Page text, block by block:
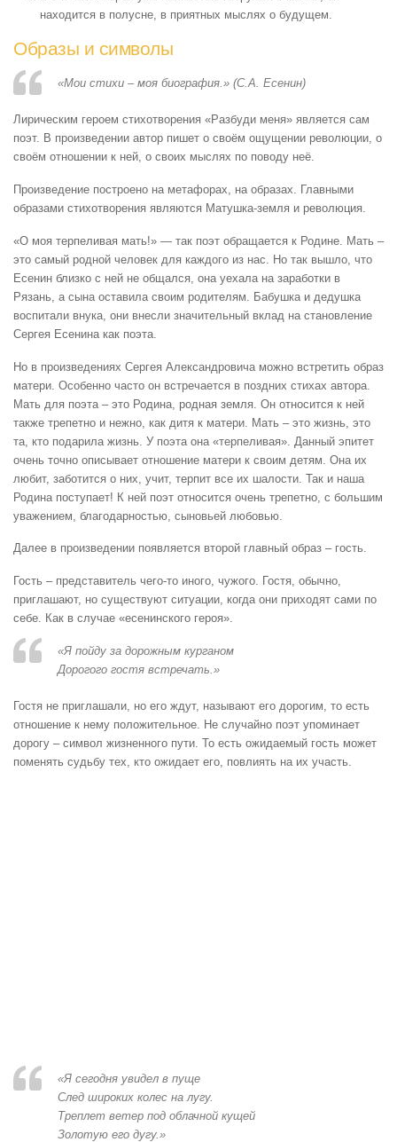
находится в полусне, в приятных мыслях о будущем.
Образы и символы
«Мои стихи – моя биография.» (С.А. Есенин)
Лирическим героем стихотворения «Разбуди меня» является сам
поэт. В произведении автор пишет о своём ощущении революции, о
своём отношении к ней, о своих мыслях по поводу неё.
Произведение построено на метафорах, на образах. Главными
образами стихотворения являются Матушка-земля и революция.
«О моя терпеливая мать!» — так поэт обращается к Родине. Мать –
это самый родной человек для каждого из нас. Но так вышло, что
Есенин близко с ней не общался, она уехала на заработки в
Рязань, а сына оставила своим родителям. Бабушка и дедушка
воспитали внука, они внесли значительный вклад на становление
Сергея Есенина как поэта.
Но в произведениях Сергея Александровича можно встретить образ
матери. Особенно часто он встречается в поздних стихах автора.
Мать для поэта – это Родина, родная земля. Он относится к ней
также трепетно и нежно, как дитя к матери. Мать – это жизнь, это
та, кто подарила жизнь. У поэта она «терпеливая». Данный эпитет
очень точно описывает отношение матери к своим детям. Она их
любит, заботится о них, учит, терпит все их шалости. Так и наша
Родина поступает! К ней поэт относится очень трепетно, с большим
уважением, благодарностью, сыновьей любовью.
Далее в произведении появляется второй главный образ – гость.
Гость – представитель чего-то иного, чужого. Гостя, обычно,
приглашают, но существуют ситуации, когда они приходят сами по
себе. Как в случае «есенинского героя».
«Я пойду за дорожным курганом
Дорогого гостя встречать.»
Гостя не приглашали, но его ждут, называют его дорогим, то есть
отношение к нему положительное. Не случайно поэт упоминает
дорогу – символ жизненного пути. То есть ожидаемый гость может
поменять судьбу тех, кто ожидает его, повлиять на их участь.
«Я сегодня увидел в пуще
След широких колес на лугу.
Треплет ветер под облачной кущей
Золотую его дугу.»